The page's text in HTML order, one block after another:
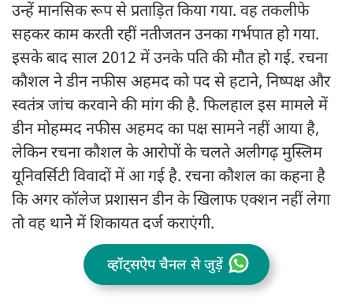
उन्हें मानसिक रूप से प्रताड़ित किया गया. वह तकलीफे
सहकर काम करती रहीं नतीजतन उनका गर्भपात हो गया.
इसके बाद साल 2012 में उनके पति की मौत हो गई. रचना
कौशल ने डीन नफीस अहमद को पद से हटाने, निष्पक्ष और
स्वतंत्र जांच करवाने की मांग की है. फिलहाल इस मामले में
डीन मोहम्मद नफीस अहमद का पक्ष सामने नहीं आया है,
लेकिन रचना कौशल के आरोपों के चलते अलीगढ़ मुस्लिम
यूनिवर्सिटी विवादों में आ गई है. रचना कौशल का कहना है
कि अगर कॉलेज प्रशासन डीन के खिलाफ एक्शन नहीं लेगा
तो वह थानेे में शिकायत दर्ज कराएंगी.
व्हॉट्सऐप चैनल से जुड़ें